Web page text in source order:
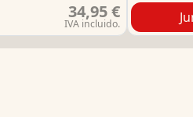
34,95 €
IVA incluido.